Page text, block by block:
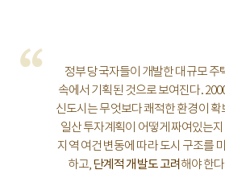
“
정부 당국자들이 개발한 대규모 주
속에서 기획된 것으로 보여진다.
신도시는 무엇보다 쾌적한 환경이 확
일산 투자계획이 어떻게 짜여있는
지역 여건 변동에 따라 도시 구조를
하고,단계적 개발도 고려 해야 한